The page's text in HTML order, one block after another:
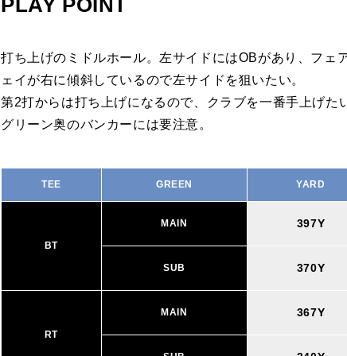
PLAY POINT
打ち上げのミドルホール。左サイドにはOBがあり、フェ
ェイが右に傾斜しているので左サイドを狙いたい。
第2打からは打ち上げになるので、クラブを一番手上げた
グリーン奥のバンカーには要注意。
TEE GREEN YARD
BT
MAIN 397Y
SUB 370Y
RT
MAIN 367Y